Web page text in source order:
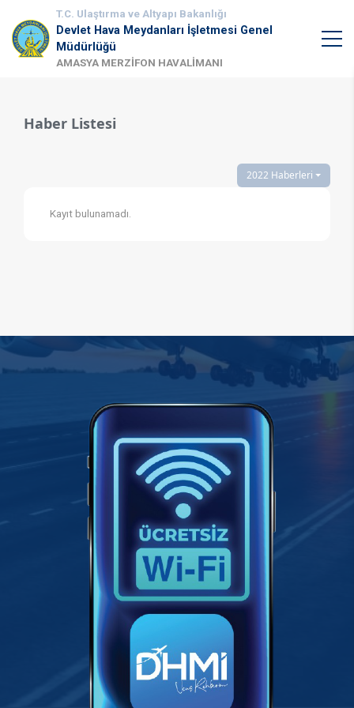
T.C. Ulaştırma ve Altyapı Bakanlığı
Devlet Hava Meydanları İşletmesi Genel
Müdürlüğü
AMASYA MERZİFON HAVALİMANI
Haber Listesi
2022 Haberleri
Kayıt bulunamadı.